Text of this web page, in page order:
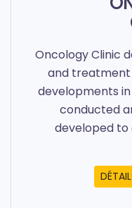
Oncology Clinic
and treatment
developments
conducted
developed to